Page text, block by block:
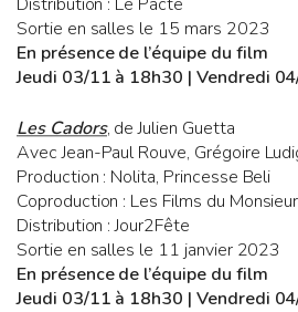
Sortie en salles le 15 mars 2023
En présence de l’équipe du film
Jeudi 03/11 à 18h30 | Vendredi
Les Cadors, de Julien Guetta
Avec Jean-Paul Rouve, Grégoire
Production : Nolita, Princesse Beli
Coproduction : Les Films du
Distribution : Jour2Fête
Sortie en salles le 11 janvier 2023
En présence de l’équipe du film
Jeudi 03/11 à 18h30 | Vendredi